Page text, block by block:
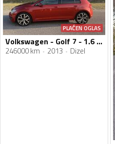
PLAĆEN OGLAS
Volkswagen - Golf 7 - 1.6 TDI
246000 km 2013 Dizel